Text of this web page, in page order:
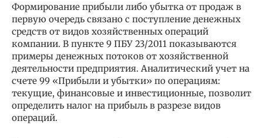
Формирование прибыли либо убытка от продаж в
первую очередь связано с поступление денежных
средств от видов хозяйственных операций
компании. В пункте 9 ПБУ 23/2011 показываются
примеры денежных потоков от хозяйственной
деятельности предприятия. Аналитический учет на
счете 99 «Прибыли и убытки» по операциям:
текущие, финансовые и инвестиционные, позволит
определить налог на прибыль в разрезе видов
операций.